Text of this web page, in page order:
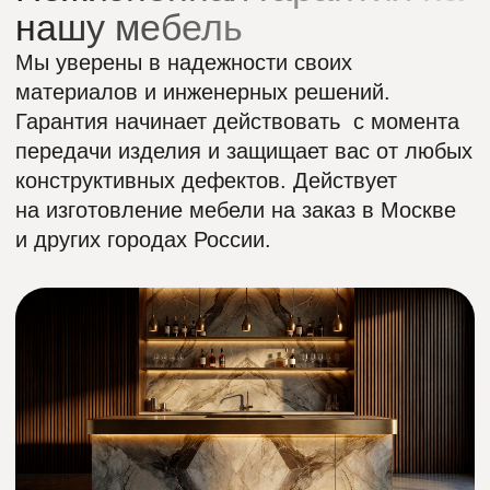
ПОЛУЧИТЬ
Наши Соц.Сети:
без перерыва
и выходных
Ежедневно
11:00–20:00